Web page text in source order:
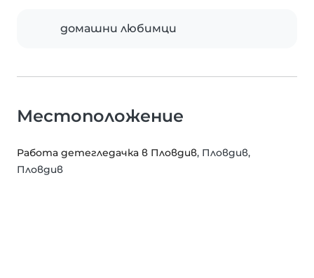
домашни любимци
Местоположение
Работа детегледачка в Пловдив, Пловдив,
Пловдив